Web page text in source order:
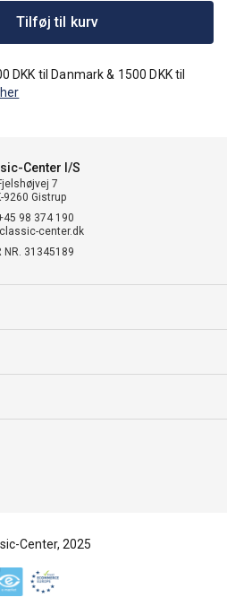
Tilføj til kurv
DKK til Danmark & 1500 DKK til
Center I/S
7
9260 Gistrup
98 374 190
center.dk
NR. 31345189
Center, 2025